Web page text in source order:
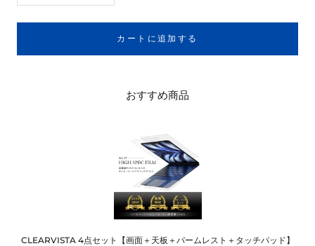
カートに追加する
おすすめ商品
CLEARVISTA 4点セット【画面＋天板＋パームレスト＋タッチパッド】